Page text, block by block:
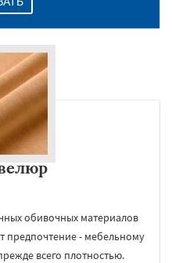
обивочных материалов
предпочтение - мебельному
всего плотностью.